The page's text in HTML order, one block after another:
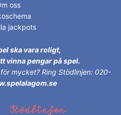
oss
jackpots
ska vara roligt,
vinna pengar på spel.
mycket? Ring Stödlinjen: 020-